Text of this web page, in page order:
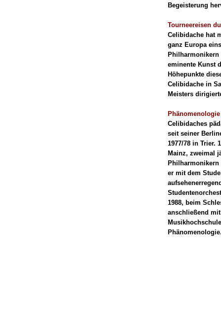
Begeisterung
Tourneereisen
Celibidache hat
ganz Europa
Philharmonikern
eminente Kunst
Höhepunkte
Celibidache in
Meisters
Celibidaches
seit seiner
1977/78 in Trier.
Mainz, zweimal
Philharmonikern
er mit dem
1988, beim
anschließend